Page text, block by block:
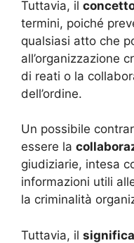
Tuttavia, il
termini, poiché
qualsiasi atto che
all’organizzazione
di reati o la
dell’ordine.
Un possibile
essere la
giudiziarie, intesa
informazioni utili
la criminalità
Tuttavia, il